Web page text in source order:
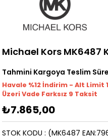
Michael Kors MK6487
Tahmini Kargoya Teslim
Havale %12 İndirim - Alt Limit
Üzeri Vade Farksız 9 Taksit
₺7.865,00
(MK6487
STOK KODU